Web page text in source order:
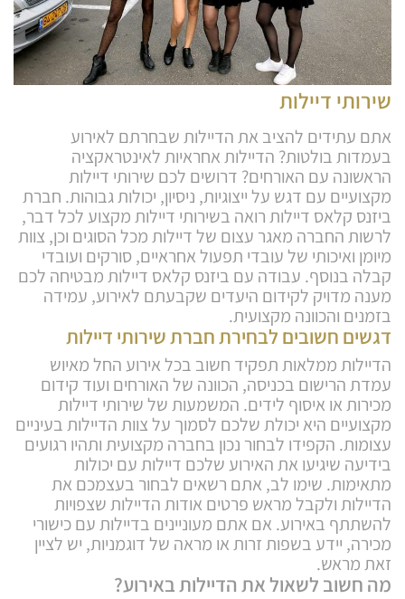
שירותי דיילות
אתם עתידים להציב את הדיילות שבחרתם לאירוע
בעמדות בולטות? הדיילות אחראיות לאינטראקציה
הראשונה עם האורחים? דרושים לכם שירותי דיילות
מקצועיים עם דגש על ייצוגיות, ניסיון, יכולות גבוהות. חברת
ביזנס קלאס דיילות רואה בשירותי דיילות מקצוע לכל דבר,
לרשות החברה מאגר עצום של דיילות מכל הסוגים וכן, צוות
מיומן ואיכותי של עובדי תפעול אחראיים, סורקים ועובדי
קבלה בנוסף. עבודה עם ביזנס קלאס דיילות מבטיחה לכם
מענה מדויק לקידום היעדים שקבעתם לאירוע, עמידה
בזמנים והכוונה מקצועית.
דגשים חשובים לבחירת חברת שירותי דיילות
הדיילות ממלאות תפקיד חשוב בכל אירוע החל מאיוש
עמדת הרישום בכניסה, הכוונה של האורחים ועוד קידום
מכירות או איסוף לידים. המשמעות של שירותי דיילות
מקצועיים היא יכולת שלכם לסמוך על צוות הדיילות בעיניים
עצומות. הקפידו לבחור נכון בחברה מקצועית ותהיו רגועים
בידיעה שיגיעו את האירוע שלכם דיילות עם יכולות
מתאימות. שימו לב, אתם רשאים לבחור בעצמכם את
הדיילות ולקבל מראש פרטים אודות הדיילות שצפויות
להשתתף באירוע. אם אתם מעוניינים בדיילות עם כישורי
מכירה, יידע בשפות זרות או מראה של דוגמניות, יש לציין
זאת מראש.
מה חשוב לשאול את הדיילות באירוע?